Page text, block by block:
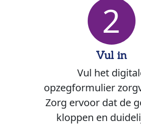
2
Vul in
Vul het
opzegformulier
Zorg ervoor dat de
kloppen en